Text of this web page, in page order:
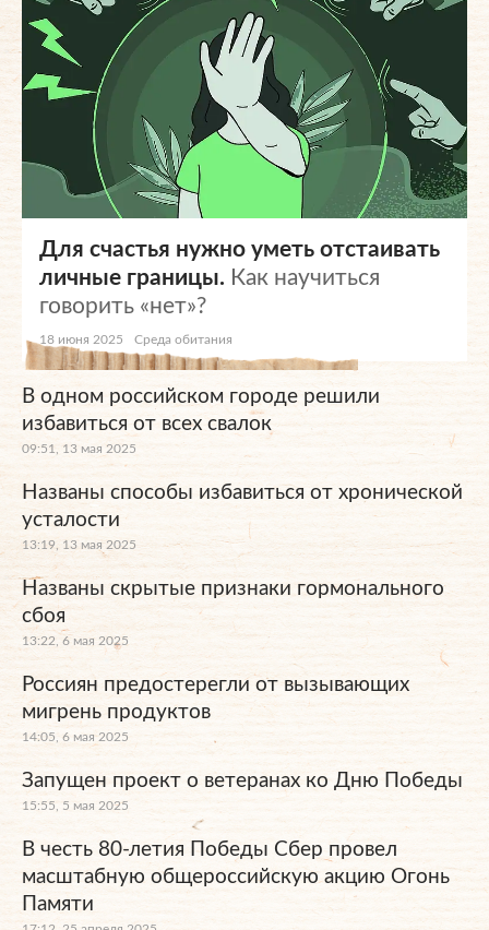
Для счастья нужно уметь отстаивать
личные границы. Как научиться
говорить «нет»?
18 июня 2025 Среда обитания
В одном российском городе решили
избавиться от всех свалок
09:51, 13 мая 2025
Названы способы избавиться от хронической
усталости
13:19, 13 мая 2025
Названы скрытые признаки гормонального
сбоя
13:22, 6 мая 2025
Россиян предостерегли от вызывающих
мигрень продуктов
14:05, 6 мая 2025
Запущен проект о ветеранах ко Дню Победы
15:55, 5 мая 2025
В честь 80-летия Победы Сбер провел
масштабную общероссийскую акцию Огонь
Памяти